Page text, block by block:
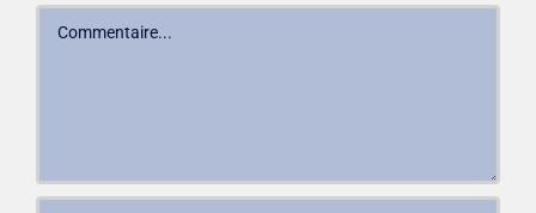
Commentaire